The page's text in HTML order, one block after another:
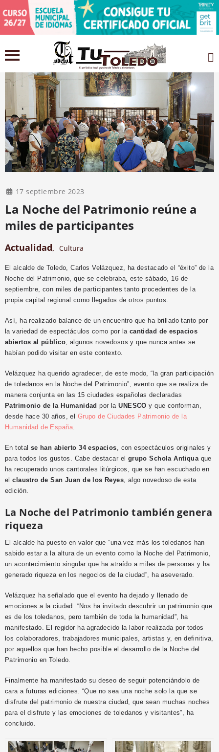
17 septiembre 2023
La Noche del Patrimonio reúne a
miles de participantes
Actualidad, Cultura
El alcalde de Toledo, Carlos Velázquez, ha destacado el “éxito” de la
Noche del Patrimonio, que se celebraba, este sábado, 16 de
septiembre, con miles de participantes tanto procedentes de la
propia capital regional como llegados de otros puntos.
Así, ha realizado balance de un encuentro que ha brillado tanto por
la variedad de espectáculos como por la cantidad de espacios
abiertos al público, algunos novedosos y que nunca antes se
habían podido visitar en este contexto.
Velázquez ha querido agradecer, de este modo, “la gran participación
de toledanos en la Noche del Patrimonio”, evento que se realiza de
manera conjunta en las 15 ciudades españolas declaradas
Patrimonio de la Humanidad por laUNESCO y que conforman,
desde hace 30 años, el Grupo de Ciudades Patrimonio de la
Humanidad de España.
En total se han abierto 34 espacios , con espectáculos originales y
para todos los gustos. Cabe destacar el grupo Schola Antiqua que
ha recuperado unos cantorales litúrgicos, que se han escuchado en
elclaustro de San Juan de los Reyes , algo novedoso de esta
edición.
La Noche del Patrimonio también genera
riqueza
El alcalde ha puesto en valor que “una vez más los toledanos han
sabido estar a la altura de un evento como la Noche del Patrimonio,
un acontecimiento singular que ha atraído a miles de personas y ha
generado riqueza en los negocios de la ciudad”, ha aseverado.
Velázquez ha señalado que el evento ha dejado y llenado de
emociones a la ciudad. “Nos ha invitado descubrir un patrimonio que
es de los toledanos, pero también de toda la humanidad”, ha
manifestado. El regidor ha agradecido la labor realizada por todos
los colaboradores, trabajadores municipales, artistas y, en definitiva,
por aquellos que han hecho posible el desarrollo de la Noche del
Patrimonio en Toledo.
Finalmente ha manifestado su deseo de seguir potenciándolo de
cara a futuras ediciones. “Que no sea una noche solo la que se
disfrute del patrimonio de nuestra ciudad, que sean muchas noches
para el disfrute y las emociones de toledanos y visitantes”, ha
concluido.